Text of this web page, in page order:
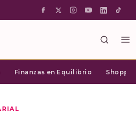
Finanzas en Equilibrio